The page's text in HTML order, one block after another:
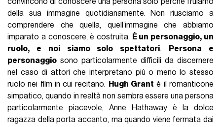
convincono di conoscere una persona solo perché fruiamo
della sua immagine quotidianamente. Non riusciamo a
comprendere che quella, quell’immagine che abbiamo
imparato a conoscere, è costruita. È un personaggio, un
ruolo, e noi siamo solo spettatori.
Persona e
personaggio sono particolarmente difficili da discernere
nel caso di attori che interpretano più o meno lo stesso
ruolo nei film in cui recitano.
Hugh Grant è il romanticone
simpatico, quando in realtà non sembra essere una persona
particolarmente piacevole,Anne Hathaway è la dolce
ragazza della porta accanto, ma quando viene fermata dai